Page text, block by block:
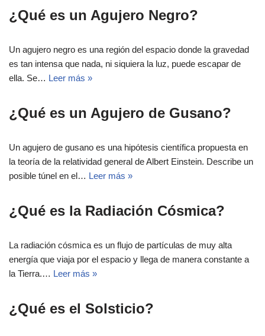
¿Qué es un Agujero Negro?
Un agujero negro es una región del espacio donde la gravedad
es tan intensa que nada, ni siquiera la luz, puede escapar de
ella. Se… Leer más »
¿Qué es un Agujero de Gusano?
Un agujero de gusano es una hipótesis científica propuesta en
la teoría de la relatividad general de Albert Einstein. Describe un
posible túnel en el… Leer más »
¿Qué es la Radiación Cósmica?
La radiación cósmica es un flujo de partículas de muy alta
energía que viaja por el espacio y llega de manera constante a
la Tierra.… Leer más »
¿Qué es el Solsticio?